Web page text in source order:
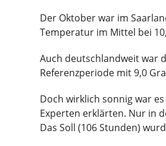
Der Oktober war im
Temperatur im Mittel bei
Auch deutschlandweit war
Referenzperiode mit 9,0
Doch wirklich sonnig war
Experten erklärten. Nur in
Das Soll (106 Stunden)